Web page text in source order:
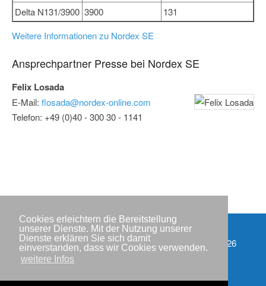
Cookies erleichtern die Bereitstellung
unserer Dienste. Mit der Nutzung unserer
Dienste erklären Sie sich damit
einverstanden, dass wir Cookies verwenden.
weitere Infos
Delta N131/3900 3900
131
Weitere Informationen zu Nordex SE
Ansprechpartner Presse bei Nordex SE
Felix Losada
E-Mail: flosada@nordex-online.com
Telefon: +49 (0)40 - 300 30 - 1141
Partner
Impressum
Datenschutzerklärung
Copyright © IWR 2026